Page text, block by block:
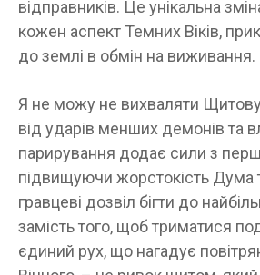
відправників. Це унікальна
кожен аспект Темних Віків,
до землі в обмін на виживання.
Я не можу не вихваляти
від ударів менших демонів та
парирування додає сили з
підвищуючи жорстокість Дума
гравцеві дозвіл бігти до
замість того, щоб триматися
єдиний рух, що нагадує